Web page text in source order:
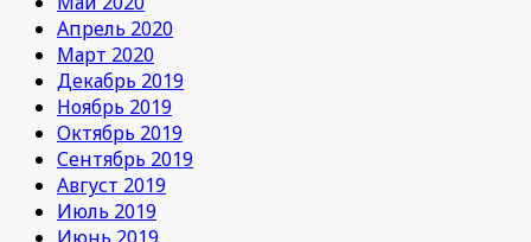
Апрель 2020
Март 2020
Декабрь 2019
Ноябрь 2019
Октябрь 2019
Сентябрь 2019
Август 2019
Июль 2019